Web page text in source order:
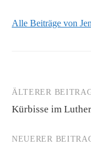
Alle Beiträge von
Beitrags-
Navigation
ÄLTERER
Kürbisse im
NEUERER